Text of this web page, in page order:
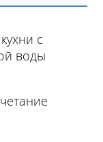
с
воды